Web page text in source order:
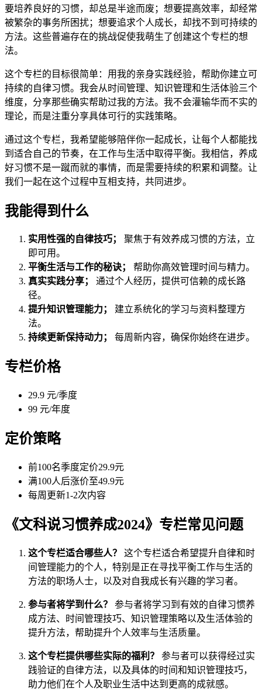
要培养良好的习惯，却总是半途而废；想要提高效率，却经常
被繁杂的事务所困扰；想要追求个人成长，却找不到可持续的
方法。这些普遍存在的挑战促使我萌生了创建这个专栏的想
法。
这个专栏的目标很简单：用我的亲身实践经验，帮助你建立可
持续的自律习惯。我会从时间管理、知识管理和生活体验三个
维度，分享那些确实帮助过我的方法。我不会灌输华而不实的
理论，而是注重分享具体可行的实践策略。
通过这个专栏，我希望能够陪伴你一起成长，让每个人都能找
到适合自己的节奏，在工作与生活中取得平衡。我相信，养成
好习惯不是一蹴而就的事情，而是需要持续的积累和调整。让
我们一起在这个过程中互相支持，共同进步。
我能得到什么
实用性强的自律技巧；
聚焦于有效养成习惯的方法，立
即可用。
平衡生活与工作的秘诀；
帮助你高效管理时间与精力。
真实实践分享；
通过个人经历，提供可信赖的成长路
径。
提升知识管理能力；
建立系统化的学习与资料整理方
法。
持续更新保持动力；
每周新内容，确保你始终在进步。
专栏价格
29.9 元/季度
99 元/年度
定价策略
前100名季度定价29.9元
满100人后涨价至49.9元
每周更新1-2次内容
《文科说习惯养成2024》专栏常见问题
这个专栏适合哪些人？
这个专栏适合希望提升自律和时
间管理能力的个人，特别是正在寻找平衡工作与生活的
方法的职场人士，以及对自我成长有兴趣的学习者。
参与者将学到什么？
参与者将学习到有效的自律习惯养
成方法、时间管理技巧、知识管理策略以及生活体验的
提升方法，帮助提升个人效率与生活质量。
这个专栏提供哪些实际的福利？
参与者可以获得经过实
践验证的自律方法，以及具体的时间和知识管理技巧，
助力他们在个人及职业生活中达到更高的成就感。